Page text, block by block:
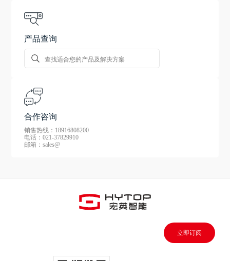
产品查询
合作咨询
销售热线：18916808200
电话：021-37829910
邮箱：sales@
立即订阅